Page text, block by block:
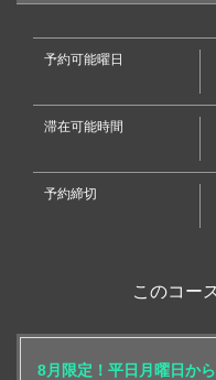
予約可能曜日
滞在可能時間
予約締切
このコー
8月限定！平日月曜日か
https://suika.owst.jp/
お店